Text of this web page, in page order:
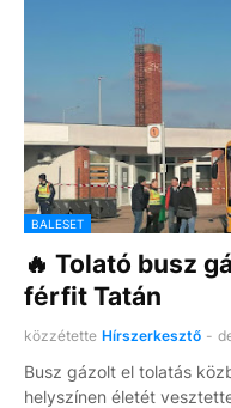
BALESET
🔥 Tolató busz
férfit Tatán
közzétette Hírszerkesztő -
Busz gázolt el tolatás
helyszínen életét